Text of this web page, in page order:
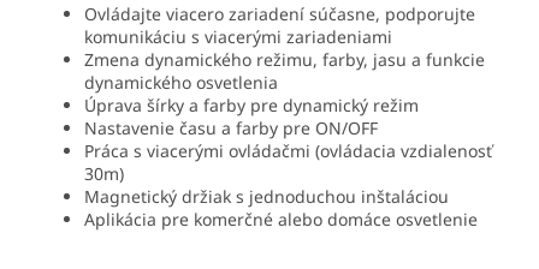
Ovládajte viacero zariadení súčasne, podporujte
komunikáciu s viacerými zariadeniami
Zmena dynamického režimu, farby, jasu a funkcie
dynamického osvetlenia
Úprava šírky a farby pre dynamický režim
Nastavenie času a farby pre ON/OFF
Práca s viacerými ovládačmi (ovládacia vzdialenosť
30m)
Magnetický držiak s jednoduchou inštaláciou
Aplikácia pre komerčné alebo domáce osvetlenie